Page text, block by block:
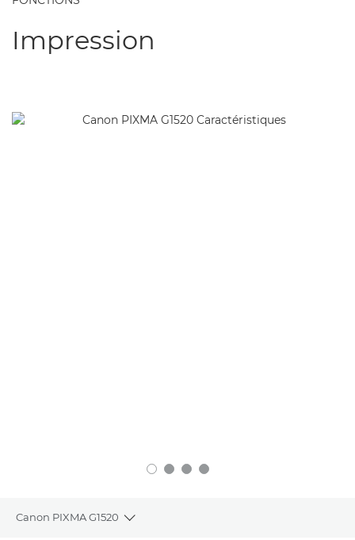
Impression
Canon PIXMA G1520
Toggle breadcrumbs